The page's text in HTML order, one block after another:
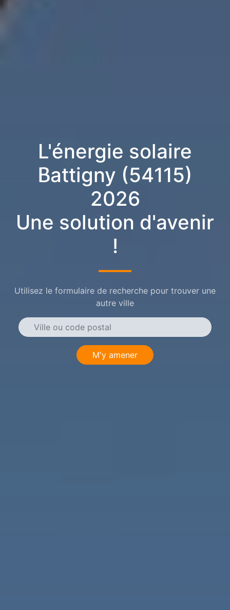
L'énergie solaire
Battigny (54115)
2026
Une solution d'avenir
!
Utilisez le formulaire de recherche pour trouver une
autre ville
M'y amener